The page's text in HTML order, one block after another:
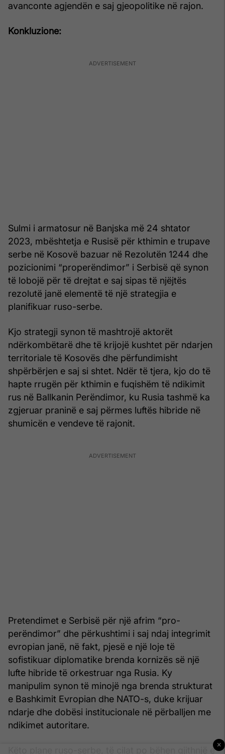
avanconte agjendën e saj gjeopolitike në rajon.
Konkluzione:
Sulmi i armatosur në Banjska më 24 shtator
2023, mbështetja e Rusisë për kthimin e trupave
serbe në Kosovë bazuar në Rezolutën 1244 dhe
pozicionimi “properëndimor” i Serbisë që synon
të lobojë për të drejtat e saj sipas të njëjtës
rezolutë janë elementë të një strategjia e
planifikuar ruso-serbe.
Kjo strategji synon të mashtrojë aktorët
ndërkombëtarë dhe të krijojë kushtet për ndarjen
territoriale të Kosovës dhe përfundimisht
shpërbërjen e saj si shtet. Ndër të tjera, kjo do të
hapte rrugën për kthimin e fuqishëm të ndikimit
rus në Ballkanin Perëndimor, ku Rusia tashmë ka
zgjeruar praninë e saj përmes luftës hibride në
shumicën e vendeve të rajonit.
Pretendimet e Serbisë për një afrim “pro-
perëndimor” dhe përkushtimi i saj ndaj integrimit
evropian janë, në fakt, pjesë e një loje të
sofistikuar diplomatike brenda kornizës së një
lufte hibride të orkestruar nga Rusia. Ky
manipulim synon të minojë nga brenda strukturat
e Bashkimit Evropian dhe NATO-s, duke krijuar
ndarje dhe dobësi institucionale në përballjen me
ndikimet autoritare.
Këto plane ruso-serbe, të cilat po bëhen gjithnjë e
×